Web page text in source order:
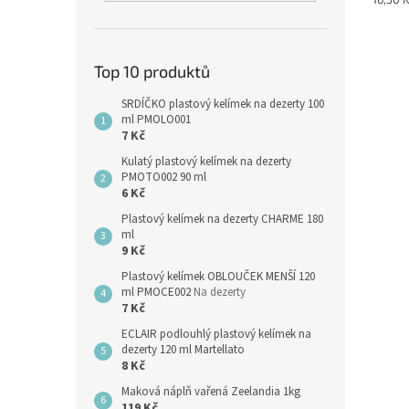
Top 10 produktů
SRDÍČKO plastový kelímek na dezerty 100
ml PMOLO001
7 Kč
Kulatý plastový kelímek na dezerty
PMOTO002 90 ml
6 Kč
Plastový kelímek na dezerty CHARME 180
ml
9 Kč
Plastový kelímek OBLOUČEK MENŠÍ 120
ml PMOCE002 Na dezerty
7 Kč
ECLAIR podlouhlý plastový kelímek na
dezerty 120 ml Martellato
8 Kč
Maková náplň vařená Zeelandia 1kg